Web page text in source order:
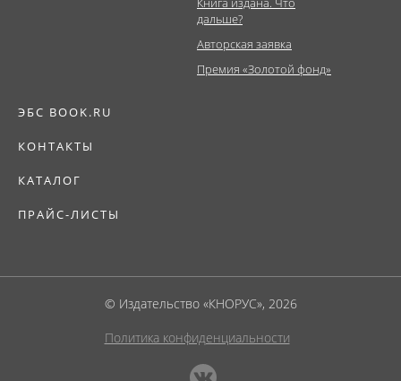
дальше?
Авторская заявка
Премия «Золотой фонд»
ЭБС BOOK.RU
КОНТАКТЫ
КАТАЛОГ
ПРАЙС-ЛИСТЫ
© Издательство «КНОРУС», 2026
Политика конфиденциальности